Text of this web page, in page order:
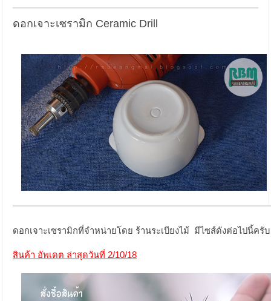
n
ดอกเจาะเซรามิก Ceramic Drill
ดอกเจาะเซรามิกที่จำหน่ายโดย ร้านระเบียงไม้ มีไซส์ดังต่อไปนี้ครับ
สินค้า อัพเดต ล่าสุดวันที่ 2/10/18